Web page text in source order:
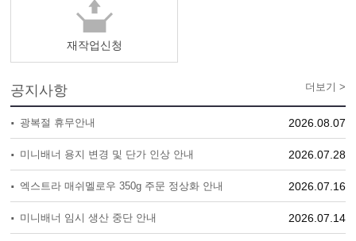
재작업신청
공지사항 더보기 >
· 광복절 휴무안내 2026.08.07
· 미니배너 용지 변경 및 단가 인상 안내 2026.07.28
· 엑스트라 매쉬멜로우 350g 주문 정상화 안내 2026.07.16
· 미니배너 임시 생산 중단 안내 2026.07.14